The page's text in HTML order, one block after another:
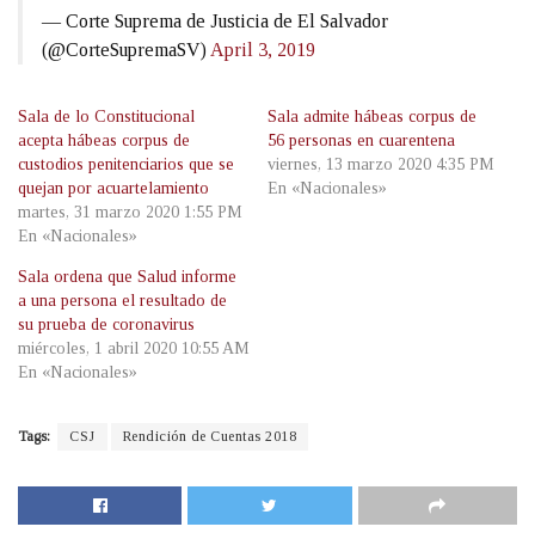
— Corte Suprema de Justicia de El Salvador
(@CorteSupremaSV) April 3, 2019
Sala de lo Constitucional
acepta hábeas corpus de
custodios penitenciarios que se
quejan por acuartelamiento
martes, 31 marzo 2020 1:55 PM
En «Nacionales»
Sala admite hábeas corpus de
56 personas en cuarentena
viernes, 13 marzo 2020 4:35 PM
En «Nacionales»
Sala ordena que Salud informe
a una persona el resultado de
su prueba de coronavirus
miércoles, 1 abril 2020 10:55 AM
En «Nacionales»
Tags: CSJ Rendición de Cuentas 2018